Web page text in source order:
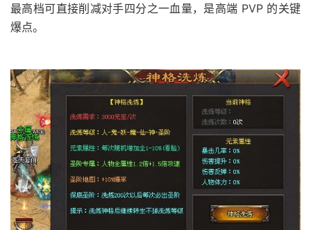
最高档可直接削减对手四分之一血量，是高端 PVP 的关键
爆点。